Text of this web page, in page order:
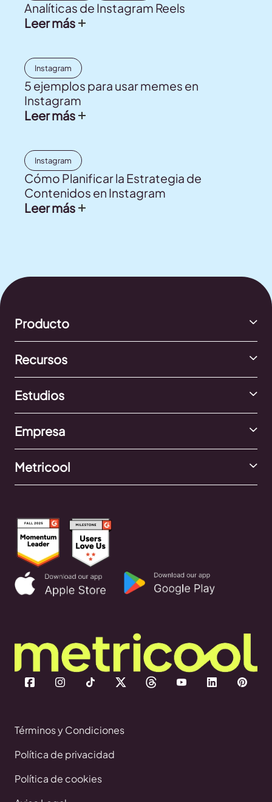
Analíticas de Instagram Reels
Leer más
Instagram
5 ejemplos para usar memes en
Instagram
Leer más
Instagram
Cómo Planificar la Estrategia de
Contenidos en Instagram
Leer más
Producto
Recursos
Estudios
Empresa
Metricool
Términos y Condiciones
Política de privacidad
Política de cookies